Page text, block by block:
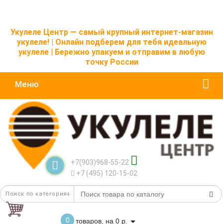
Укулеле Центр — самый крупный интернет-магазин
укулеле! | Онлайн подберем для тебя идеальную
укулеле | Бережно упакуем и отправим в любую
точку России
Меню
+7(903)968-55-22
+7 (495) 120-15-02
0 товаров, на 0 р.